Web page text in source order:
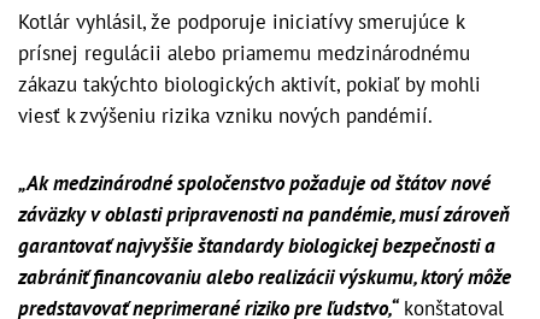
Kotlár vyhlásil, že podporuje iniciatívy smerujúce k
prísnej regulácii alebo priamemu medzinárodnému
zákazu takýchto biologických aktivít, pokiaľ by mohli
viesť k zvýšeniu rizika vzniku nových pandémií.
„Ak medzinárodné spoločenstvo požaduje od štátov nové
záväzky v oblasti pripravenosti na pandémie, musí zároveň
garantovať najvyššie štandardy biologickej bezpečnosti a
zabrániť financovaniu alebo realizácii výskumu, ktorý môže
predstavovať neprimerané riziko pre ľudstvo,“konštatoval